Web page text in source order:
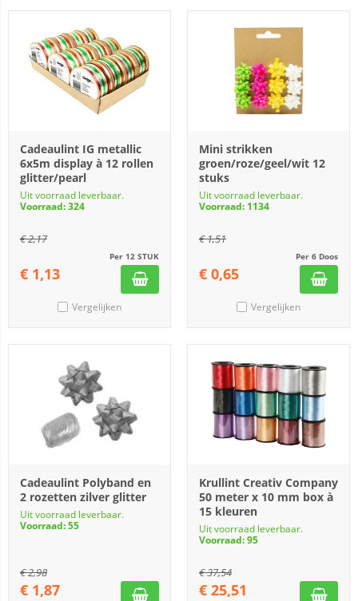
Cadeaulint IG metallic
6x5m display à 12 rollen
glitter/pearl
Uit voorraad leverbaar.
Voorraad: 324
€2,17
Per 12 STUK
€ 1,13
Vergelijken
Mini strikken
groen/roze/geel/wit 12
stuks
Uit voorraad leverbaar.
Voorraad: 1134
€1,51
Per 6 Doos
€ 0,65
Vergelijken
Cadeaulint Polyband en
2 rozetten zilver glitter
Uit voorraad leverbaar.
Voorraad: 55
€2,98
€ 1,87
Krullint Creativ Company
50 meter x 10 mm box à
15 kleuren
Uit voorraad leverbaar.
Voorraad: 95
€37,54
€ 25,51